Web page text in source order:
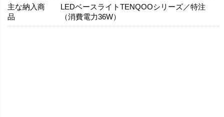
主な納入商
品
LEDベースライトTENQOOシリーズ／特注
（消費電力36W）